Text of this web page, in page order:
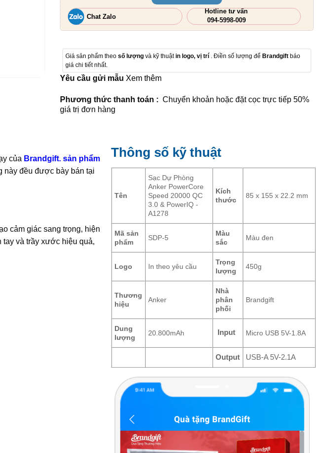
Chat Zalo
Hotline tư vấn
094-5998-009
Giá sản phẩm theo số lượng và kỹ thuậtin logo, vị trí . Điền số lượng để Brandgift báo
giá chi tiết nhất.
Yêu cầu gửi mẫu Xem thêm
Phương thức thanh toán : Chuyển khoản hoặc đặt cọc trực tiếp 50%
giá trị đơn hàng
của Brandgift. sản phẩm
này đều được bày bán tại
cảm giác sang trọng, hiện
tay và trầy xước hiệu quả,
Thông số kỹ thuật
Tên
Sạc Dự Phòng
Anker PowerCore
Speed 20000 QC
3.0 & PowerIQ -
A1278
Kích
thước
85 x 155 x 22.2 mm
Mã sản
phẩm
SDP-5
Màu
sắc
Màu đen
Logo In theo yêu cầu
Trọng
lượng
450g
Thương
hiệu
Anker
Nhà
phân
phối
Brandgift
Dung
lượng
20.800mAh Input Micro USB 5V-1.8A
Output USB-A 5V-2.1A